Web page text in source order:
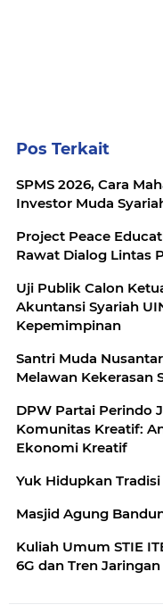
Pos Terkait
SPMS 2026, Cara
Investor Muda
Project Peace
Rawat Dialog Lintas
Uji Publik Calon
Akuntansi Syariah
Kepemimpinan
Santri Muda
Melawan Kekerasan
DPW Partai Perindo
Komunitas Kreatif:
Ekonomi Kreatif
Yuk Hidupkan
Masjid Agung
Kuliah Umum STIE
6G dan Tren